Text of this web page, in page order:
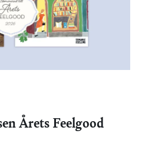
Årets Feelgood